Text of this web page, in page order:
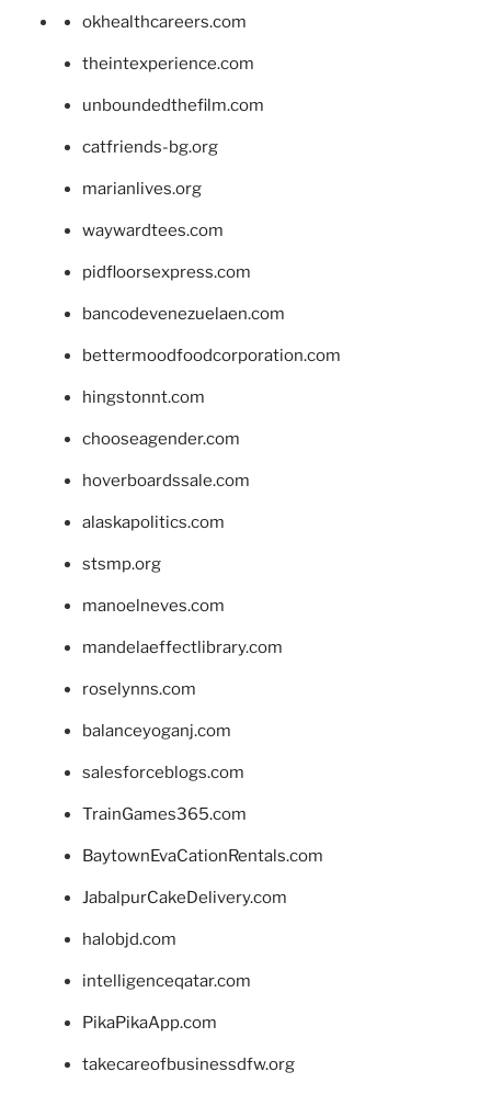
okhealthcareers.com
theintexperience.com
unboundedthefilm.com
catfriends-bg.org
marianlives.org
waywardtees.com
pidfloorsexpress.com
bancodevenezuelaen.com
bettermoodfoodcorporation.com
hingstonnt.com
chooseagender.com
hoverboardssale.com
alaskapolitics.com
stsmp.org
manoelneves.com
mandelaeffectlibrary.com
roselynns.com
balanceyoganj.com
salesforceblogs.com
TrainGames365.com
BaytownEvaCationRentals.com
JabalpurCakeDelivery.com
halobjd.com
intelligenceqatar.com
PikaPikaApp.com
takecareofbusinessdfw.org